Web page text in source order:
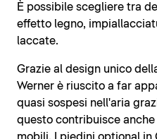
È possibile scegliere tra
effetto legno,
laccate.
Grazie al design unico
Werner è riuscito a far
quasi sospesi nell'aria
questo contribuisce
mobili. I piedini optional in